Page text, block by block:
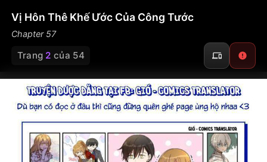
Vị Hôn Thê Khế Ước Của Công Tước
Chapter 57
Trang 2 của 54